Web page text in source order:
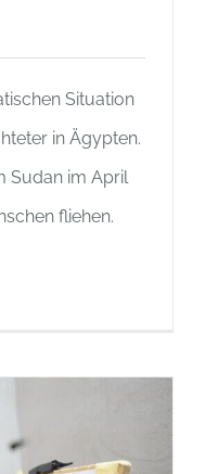
Situation
in Ägypten.
Sudan im April
fliehen.